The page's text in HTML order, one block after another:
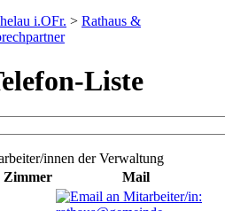
i.OFr. > Rathaus &
Liste
innen der Verwaltung
Zimmer Mail